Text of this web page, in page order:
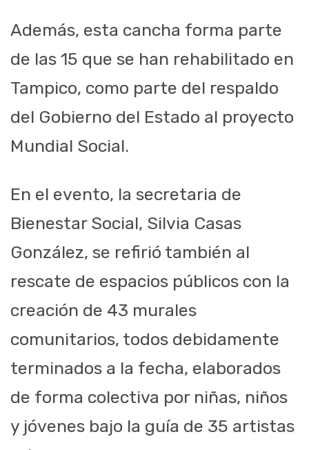
Además, esta cancha forma parte
de las 15 que se han rehabilitado en
Tampico, como parte del respaldo
del Gobierno del Estado al proyecto
Mundial Social.
En el evento, la secretaria de
Bienestar Social, Silvia Casas
González, se refirió también al
rescate de espacios públicos con la
creación de 43 murales
comunitarios, todos debidamente
terminados a la fecha, elaborados
de forma colectiva por niñas, niños
y jóvenes bajo la guía de 35 artistas